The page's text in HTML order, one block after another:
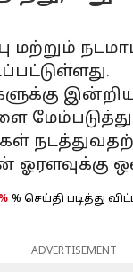
% செய்தி படித்து
ADVERTISEMENT